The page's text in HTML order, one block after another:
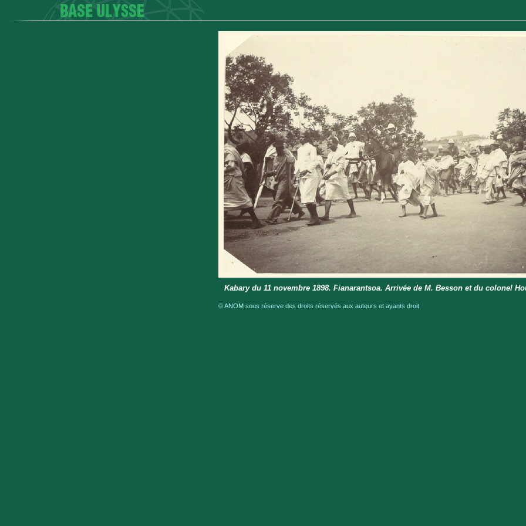
Kabary du 11 novembre 1898. Fianarantsoa. Arrivée de M. Besson et du colonel
© ANOM sous réserve des droits réservés aux auteurs et ayants droit